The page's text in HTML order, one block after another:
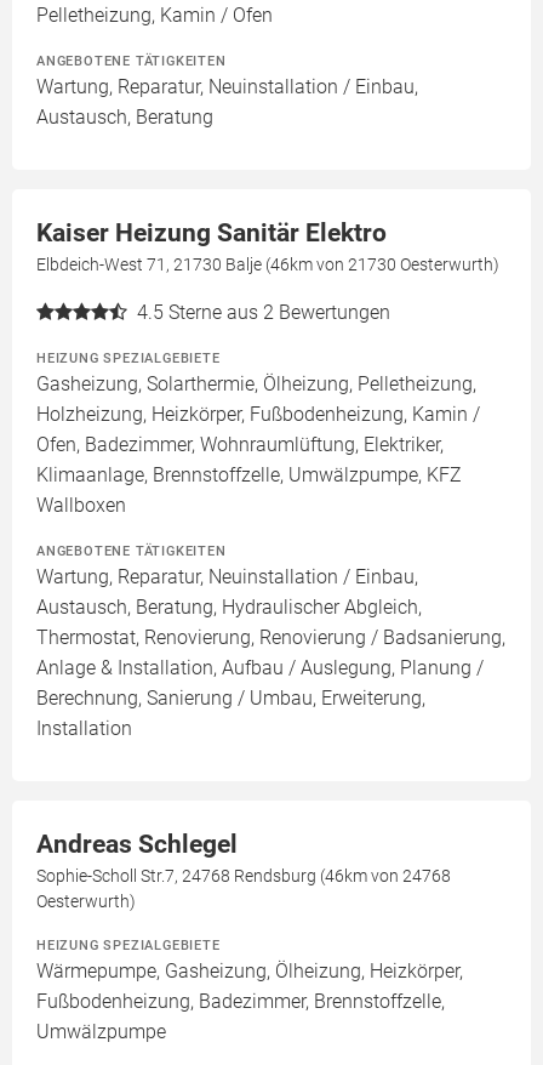
Pelletheizung, Kamin / Ofen
ANGEBOTENE TÄTIGKEITEN
Wartung, Reparatur, Neuinstallation / Einbau,
Austausch, Beratung
Kaiser Heizung Sanitär Elektro
Elbdeich-West 71, 21730 Balje (46km von 21730 Oesterwurth)
4.5 Sterne aus 2 Bewertungen
HEIZUNG SPEZIALGEBIETE
Gasheizung, Solarthermie, Ölheizung, Pelletheizung,
Holzheizung, Heizkörper, Fußbodenheizung, Kamin /
Ofen, Badezimmer, Wohnraumlüftung, Elektriker,
Klimaanlage, Brennstoffzelle, Umwälzpumpe, KFZ
Wallboxen
ANGEBOTENE TÄTIGKEITEN
Wartung, Reparatur, Neuinstallation / Einbau,
Austausch, Beratung, Hydraulischer Abgleich,
Thermostat, Renovierung, Renovierung / Badsanierung,
Anlage & Installation, Aufbau / Auslegung, Planung /
Berechnung, Sanierung / Umbau, Erweiterung,
Installation
Andreas Schlegel
Sophie-Scholl Str.7, 24768 Rendsburg (46km von 24768
Oesterwurth)
HEIZUNG SPEZIALGEBIETE
Wärmepumpe, Gasheizung, Ölheizung, Heizkörper,
Fußbodenheizung, Badezimmer, Brennstoffzelle,
Umwälzpumpe